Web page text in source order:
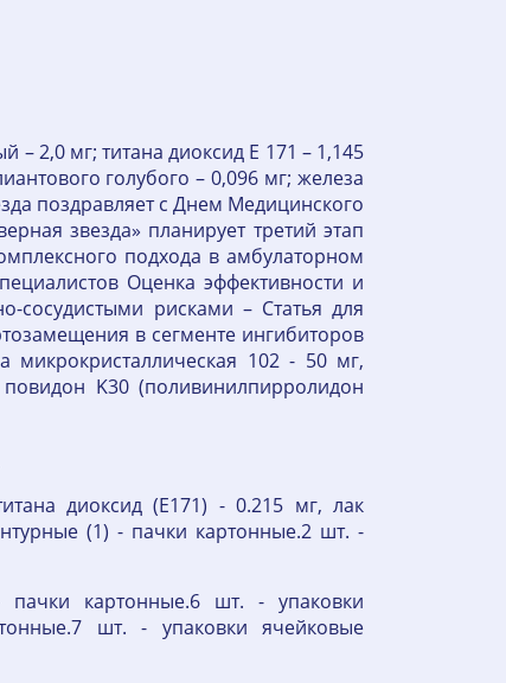
2,0 мг; титана диоксид Е 171 – 1,145
голубого – 0,096 мг; железа
поздравляет с Днем Медицинского
звезда» планирует третий этап
подхода в амбулаторном
Оценка эффективности и
сосудистыми рисками – Статья для
в сегменте ингибиторов
микрокристаллическая 102 - 50 мг,
K30 (поливинилпирролидон
диоксид (E171) - 0.215 мг, лак
(1) - пачки картонные.2 шт. -
картонные.6 шт. - упаковки
шт. - упаковки ячейковые